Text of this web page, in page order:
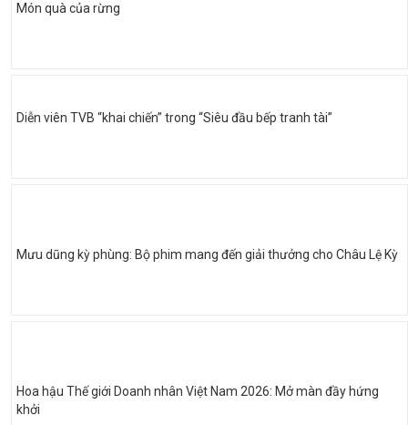
Món quà của rừng
Diễn viên TVB “khai chiến” trong “Siêu đầu bếp tranh tài”
Mưu dũng kỳ phùng: Bộ phim mang đến giải thưởng cho Châu Lệ Kỳ
Hoa hậu Thế giới Doanh nhân Việt Nam 2026: Mở màn đầy hứng
khởi